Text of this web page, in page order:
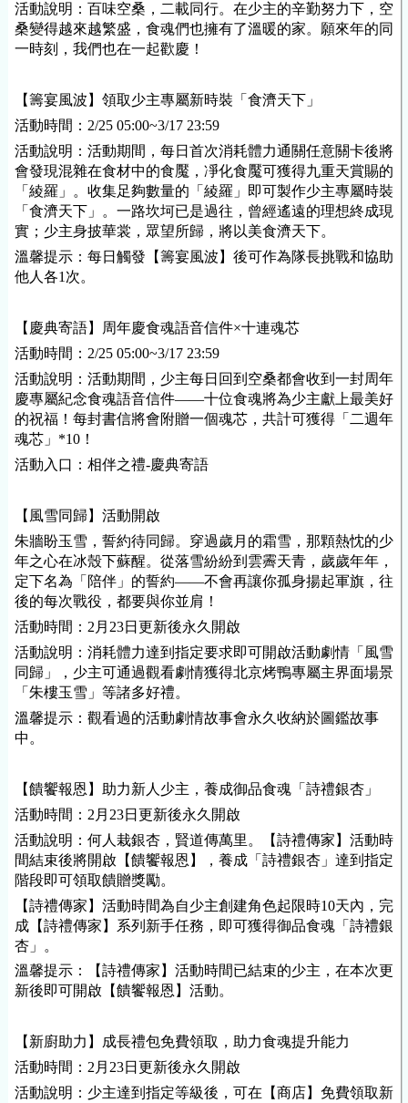
活動說明：百味空桑，二載同行。在少主的辛勤努力下，空
桑變得越來越繁盛，食魂們也擁有了溫暖的家。願來年的同
一時刻，我們也在一起歡慶！
【籌宴風波】領取少主專屬新時裝「食濟天下」
活動時間：2/25 05:00~3/17 23:59
活動說明：活動期間，每日首次消耗體力通關任意關卡後將
會發現混雜在食材中的食魘，凈化食魘可獲得九重天賞賜的
「綾羅」。收集足夠數量的「綾羅」即可製作少主專屬時裝
「食濟天下」。一路坎坷已是過往，曾經遙遠的理想終成現
實；少主身披華裳，眾望所歸，將以美食濟天下。
溫馨提示：每日觸發【籌宴風波】後可作為隊長挑戰和協助
他人各1次。
【慶典寄語】周年慶食魂語音信件×十連魂芯
活動時間：2/25 05:00~3/17 23:59
活動說明：活動期間，少主每日回到空桑都會收到一封周年
慶專屬紀念食魂語音信件——十位食魂將為少主獻上最美好
的祝福！每封書信將會附贈一個魂芯，共計可獲得「二週年
魂芯」*10！
活動入口：相伴之禮-慶典寄語
【風雪同歸】活動開啟
朱牆盼玉雪，誓約待同歸。穿過歲月的霜雪，那顆熱忱的少
年之心在冰殼下蘇醒。從落雪紛紛到雲霽天青，歲歲年年，
定下名為「陪伴」的誓約——不會再讓你孤身揚起軍旗，往
後的每次戰役，都要與你並肩！
活動時間：2月23日更新後永久開啟
活動說明：消耗體力達到指定要求即可開啟活動劇情「風雪
同歸」，少主可通過觀看劇情獲得北京烤鴨專屬主界面場景
「朱樓玉雪」等諸多好禮。
溫馨提示：觀看過的活動劇情故事會永久收納於圖鑑故事
中。
【饋饗報恩】助力新人少主，養成御品食魂「詩禮銀杏」
活動時間：2月23日更新後永久開啟
活動說明：何人栽銀杏，賢道傳萬里。【詩禮傳家】活動時
間結束後將開啟【饋饗報恩】，養成「詩禮銀杏」達到指定
階段即可領取饋贈獎勵。
【詩禮傳家】活動時間為自少主創建角色起限時10天內，完
成【詩禮傳家】系列新手任務，即可獲得御品食魂「詩禮銀
杏」。
溫馨提示：【詩禮傳家】活動時間已結束的少主，在本次更
新後即可開啟【饋饗報恩】活動。
【新廚助力】成長禮包免費領取，助力食魂提升能力
活動時間：2月23日更新後永久開啟
活動說明：少主達到指定等級後，可在【商店】免費領取新